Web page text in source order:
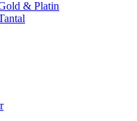
& Platin